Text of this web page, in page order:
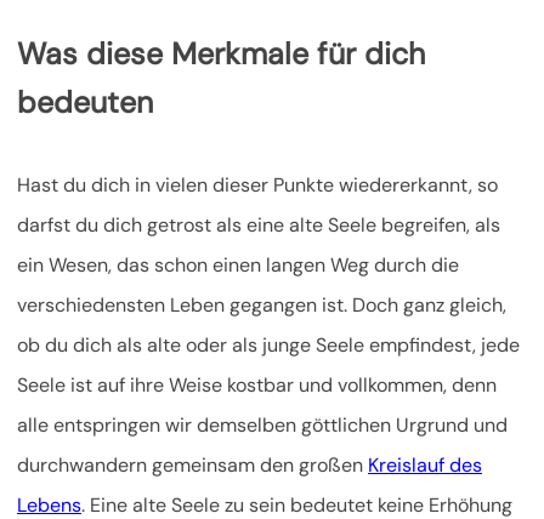
Was diese Merkmale für dich
bedeuten
Hast du dich in vielen dieser Punkte wiedererkannt, so
darfst du dich getrost als eine alte Seele begreifen, als
ein Wesen, das schon einen langen Weg durch die
verschiedensten Leben gegangen ist. Doch ganz gleich,
ob du dich als alte oder als junge Seele empfindest, jede
Seele ist auf ihre Weise kostbar und vollkommen, denn
alle entspringen wir demselben göttlichen Urgrund und
durchwandern gemeinsam den großen Kreislauf des
Lebens. Eine alte Seele zu sein bedeutet keine Erhöhung